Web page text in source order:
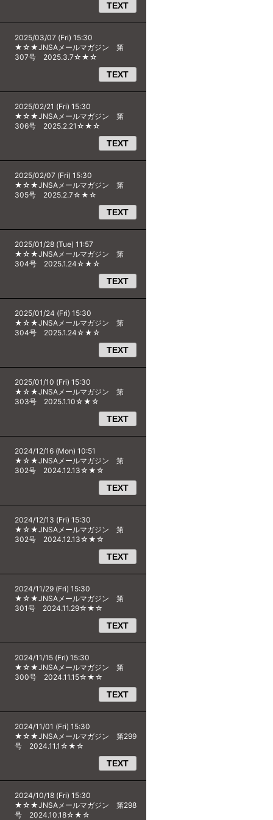
TEXT
2025/03/07 (Fri) 15:30
★☆★JNSAメールマガジン 第
307号 2025.3.7☆★☆
TEXT
2025/02/21 (Fri) 15:30
★☆★JNSAメールマガジン 第
306号 2025.2.21☆★☆
TEXT
2025/02/07 (Fri) 15:30
★☆★JNSAメールマガジン 第
305号 2025.2.7☆★☆
TEXT
2025/01/28 (Tue) 11:57
★☆★JNSAメールマガジン 第
304号 2025.1.24☆★☆
TEXT
2025/01/24 (Fri) 15:30
★☆★JNSAメールマガジン 第
304号 2025.1.24☆★☆
TEXT
2025/01/10 (Fri) 15:30
★☆★JNSAメールマガジン 第
303号 2025.1.10☆★☆
TEXT
2024/12/16 (Mon) 10:51
★☆★JNSAメールマガジン 第
302号 2024.12.13☆★☆
TEXT
2024/12/13 (Fri) 15:30
★☆★JNSAメールマガジン 第
302号 2024.12.13☆★☆
TEXT
2024/11/29 (Fri) 15:30
★☆★JNSAメールマガジン 第
301号 2024.11.29☆★☆
TEXT
2024/11/15 (Fri) 15:30
★☆★JNSAメールマガジン 第
300号 2024.11.15☆★☆
TEXT
2024/11/01 (Fri) 15:30
★☆★JNSAメールマガジン 第299
号 2024.11.1☆★☆
TEXT
2024/10/18 (Fri) 15:30
★☆★JNSAメールマガジン 第298
号 2024.10.18☆★☆